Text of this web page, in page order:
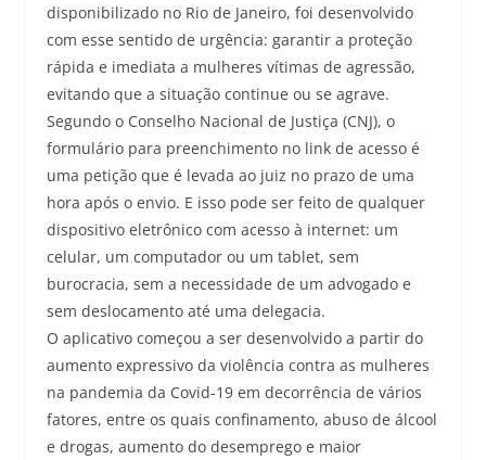
disponibilizado no Rio de Janeiro, foi desenvolvido
com esse sentido de urgência: garantir a proteção
rápida e imediata a mulheres vítimas de agressão,
evitando que a situação continue ou se agrave.
Segundo o Conselho Nacional de Justiça (CNJ), o
formulário para preenchimento no link de acesso é
uma petição que é levada ao juiz no prazo de uma
hora após o envio. E isso pode ser feito de qualquer
dispositivo eletrônico com acesso à internet: um
celular, um computador ou um tablet, sem
burocracia, sem a necessidade de um advogado e
sem deslocamento até uma delegacia.
O aplicativo começou a ser desenvolvido a partir do
aumento expressivo da violência contra as mulheres
na pandemia da Covid-19 em decorrência de vários
fatores, entre os quais confinamento, abuso de álcool
e drogas, aumento do desemprego e maior